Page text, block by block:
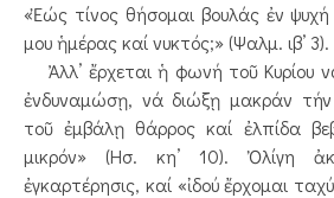
«Ἐώς τίνος θήσομαι βουλάς ἐν
μου ἡμέρας καί νυκτός;» (Ψαλμ. ιβ’ 3).
Ἀλλ’ ἔρχεται ἡ φωνή τοῦ Κυρίου
ἐνδυναμώσῃ, νά διώξῃ μακράν τήν
τοῦ ἐμβάλῃ θάρρος καί ἐλπίδα
μικρόν» (Ησ. κη’ 10). Ὀλίγη
ἐγκαρτέρησις, καί «ἰδού ἔρχομαι